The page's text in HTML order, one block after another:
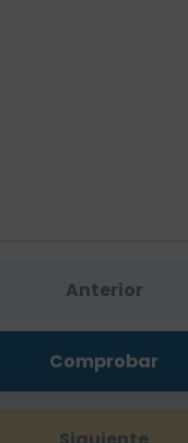
Anterior
Comprobar